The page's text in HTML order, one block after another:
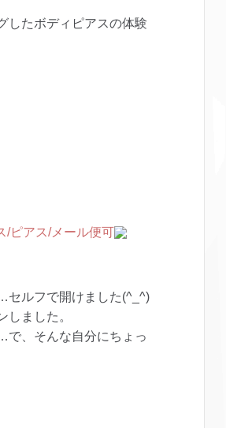
したボディピアスの体験
セルフで開けました(^_^)
ました。
で、そんな自分にちょっ